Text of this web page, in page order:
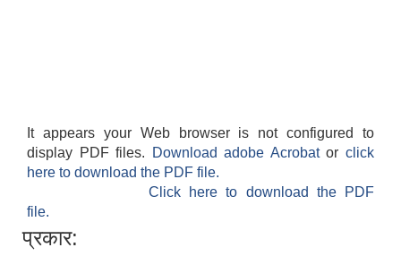
It appears your Web browser is not configured to
display PDF files.
Download adobe Acrobatorclick
here to download the PDF file.
Click here to download the PDF
file.
प्रकार: